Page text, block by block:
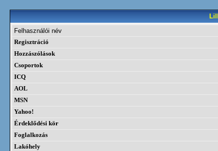
Felhasználói név
Regisztráció
Hozzászólások
Csoportok
ICQ
AOL
MSN
Yahoo!
Érdeklődési kör
Foglalkozás
Lakóhely